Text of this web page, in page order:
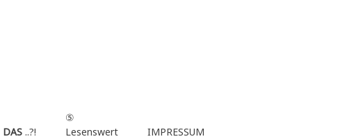
DAS..?!
⑤
Lesenswert
IMPRESSUM